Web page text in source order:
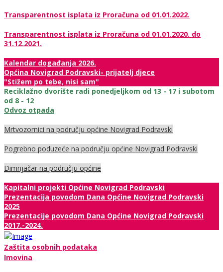
Transparentnost isplata iz Proračuna od 01.01.2022.
Transparentnost isplata iz Proračuna od 01.01.2020. do
31.12.2021.
Kalendar događanja 2026.
Općina Novigrad Podravski- prijatelj djece
"Stižem po tebe, nisi sam"
Reciklažno dvorište radi ponedjeljkom od 13 - 17 i subotom
od 8 - 12
Odvoz otpada
Mrtvozornici na području općine Novigrad Podravski
Pogrebno poduzeće na području općine Novigrad Podravski
Dimnjačar na području općine
Kapitalni projekti Općine Novigrad Podravski
Prezentacija povodom Dana Općine Novigrad Podravski
2025
Prezentacije povodom Dana Općine Novigrad Podravski
2017.-2024.
Zaštita osobnih podataka
Imovina